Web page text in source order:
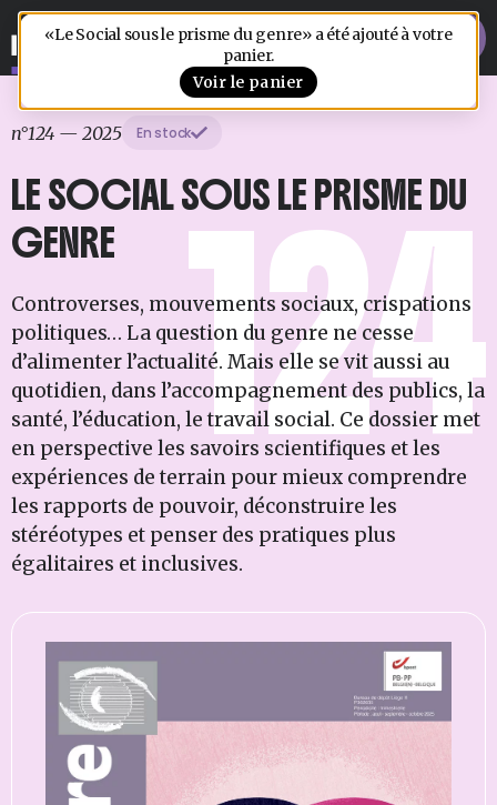
«Le Social sous le prisme du genre» a été ajouté à votre
panier.
Voir le panier
n°124 — 2025 En stock
LE SOCIAL SOUS LE PRISME DU
GENRE
Controverses, mouvements sociaux, crispations
politiques… La question du genre ne cesse
d’alimenter l’actualité. Mais elle se vit aussi au
quotidien, dans l’accompagnement des publics, la
santé, l’éducation, le travail social. Ce dossier met
en perspective les savoirs scientifiques et les
expériences de terrain pour mieux comprendre
les rapports de pouvoir, déconstruire les
stéréotypes et penser des pratiques plus
égalitaires et inclusives.
124